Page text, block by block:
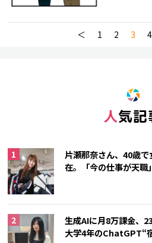
＜ 1 2 3 4
人気
片瀬那奈さん、40歳
在。「今の仕事が天職
生成AIに月8万課金、
大学4年のChatGPT“